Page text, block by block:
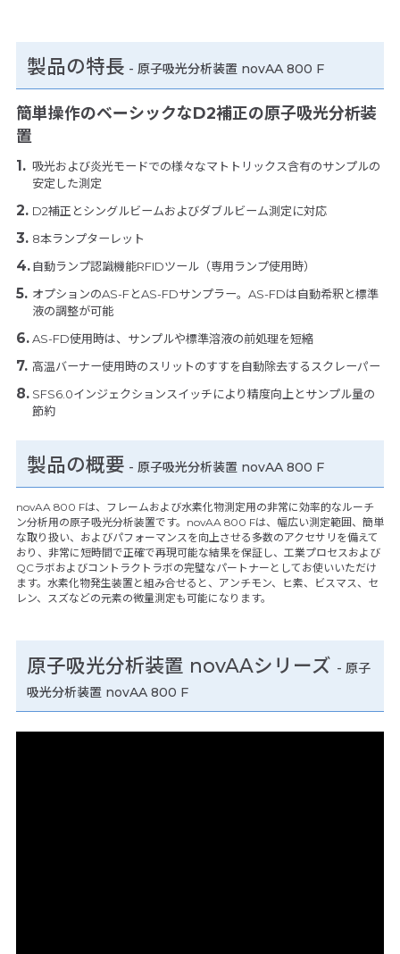
製品の特長 - 原子吸光分析装置 novAA 800 F
簡単操作のベーシックなD2補正の原子吸光分析装
置
吸光および炎光モードでの様々なマトトリックス含有のサンプルの
安定した測定
D2補正とシングルビームおよびダブルビーム測定に対応
8本ランプターレット
自動ランプ認識機能RFIDツール（専用ランプ使用時）
オプションのAS-FとAS-FDサンプラー。AS-FDは自動希釈と標準
液の調整が可能
AS-FD使用時は、サンプルや標準溶液の前処理を短縮
高温バーナー使用時のスリットのすすを自動除去するスクレーパー
SFS6.0インジェクションスイッチにより精度向上とサンプル量の
節約
製品の概要 - 原子吸光分析装置 novAA 800 F
novAA 800 Fは、フレームおよび水素化物測定用の非常に効率的なルーチ
ン分析用の原子吸光分析装置です。novAA 800 Fは、幅広い測定範囲、簡単
な取り扱い、およびパフォーマンスを向上させる多数のアクセサリを備えて
おり、非常に短時間で正確で再現可能な結果を保証し、工業プロセスおよび
QCラボおよびコントラクトラボの完璧なパートナーとしてお使いいただけ
ます。水素化物発生装置と組み合せると、アンチモン、ヒ素、ビスマス、セ
レン、スズなどの元素の微量測定も可能になります。
原子吸光分析装置 novAAシリーズ - 原子
吸光分析装置 novAA 800 F